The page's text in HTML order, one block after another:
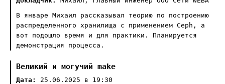
В январе Михаил рассказывал теорию по построению
распределенного хранилища с применением Ceph, а
вот подошло время и для практики. Планируется
демонстрация процесса.
Великий и могучий make
Дата:
25.06.2025 в 19:30